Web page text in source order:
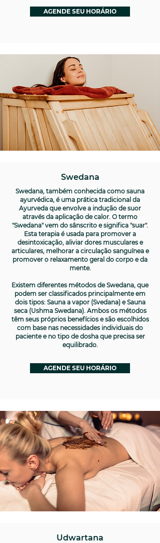
AGENDE SEU HORÁRIO
Swedana
Swedana, também conhecida como sauna
ayurvédica, é uma prática tradicional da
Ayurveda que envolve a indução de suor
através da aplicação de calor. O termo
"Swedana" vem do sânscrito e significa "suar".
Esta terapia é usada para promover a
desintoxicação, aliviar dores musculares e
articulares, melhorar a circulação sanguínea e
promover o relaxamento geral do corpo e da
mente.
Existem diferentes métodos de Swedana, que
podem ser classificados principalmente em
dois tipos: Sauna a vapor (Svedana) e Sauna
seca (Ushma Swedana). Ambos os métodos
têm seus próprios benefícios e são escolhidos
com base nas necessidades individuais do
paciente e no tipo de dosha que precisa ser
equilibrado.
AGENDE SEU HORÁRIO
Udwartana